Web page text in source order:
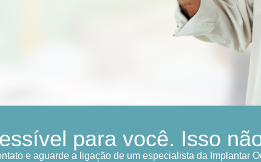
para você. Isso
e aguarde a ligação de um especialista da Implantar